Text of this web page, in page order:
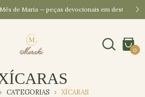
— peças devocionais em destaque
0
CATEGORIAS XÍCARAS